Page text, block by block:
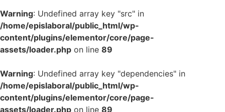
Warning: Undefined array key "src" in
/home/epislaboral/public_html/wp-
content/plugins/elementor/core/page-
assets/loader.php on line 89
Warning: Undefined array key "dependencies" in
/home/epislaboral/public_html/wp-
content/plugins/elementor/core/page-
assets/loader.php on line 89